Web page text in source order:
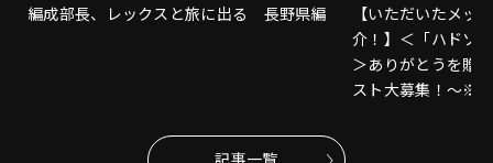
編成部長、レックスと旅に出る 長野県編
【いただいたメッ
介！】＜「ハドソ
＞ありがとうを贈
スト大募集！～※